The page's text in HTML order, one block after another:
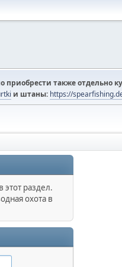
приобрести также отдельно
и штаны: https://
этот раздел.
охота в